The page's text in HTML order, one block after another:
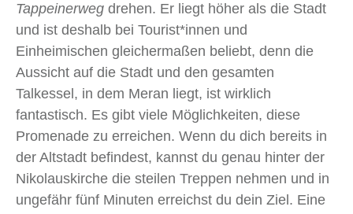
Tappeinerweg drehen. Er liegt höher als die Stadt
und ist deshalb bei Tourist*innen und
Einheimischen gleichermaßen beliebt, denn die
Aussicht auf die Stadt und den gesamten
Talkessel, in dem Meran liegt, ist wirklich
fantastisch. Es gibt viele Möglichkeiten, diese
Promenade zu erreichen. Wenn du dich bereits in
der Altstadt befindest, kannst du genau hinter der
Nikolauskirche die steilen Treppen nehmen und in
ungefähr fünf Minuten erreichst du dein Ziel. Eine